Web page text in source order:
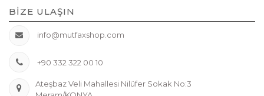
BIZE ULAŞIN
info@mutfaxshop.com
+90 332 322 00 10
Ateşbaz Veli Mahallesi Nilüfer Sokak No:3